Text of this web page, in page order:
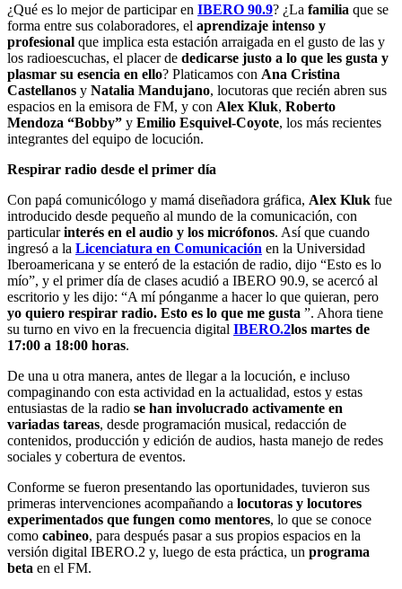
¿Qué es lo mejor de participar en IBERO 90.9? ¿La familia que se
forma entre sus colaboradores, el aprendizaje intenso y
profesional que implica esta estación arraigada en el gusto de las y
los radioescuchas, el placer de dedicarse justo a lo que les gusta y
plasmar su esencia en ello? Platicamos con Ana Cristina
Castellanos y Natalia Mandujano, locutoras que recién abren sus
espacios en la emisora de FM, y con Alex Kluk, Roberto
Mendoza “Bobby” y Emilio Esquivel-Coyote, los más recientes
integrantes del equipo de locución.
Respirar radio desde el primer día
Con papá comunicólogo y mamá diseñadora gráfica, Alex Kluk fue
introducido desde pequeño al mundo de la comunicación, con
particularinterés en el audio y los micrófonos. Así que cuando
ingresó a la Licenciatura en Comunicación en la Universidad
Iberoamericana y se enteró de la estación de radio, dijo “Esto es lo
mío”, y el primer día de clases acudió a IBERO 90.9, se acercó al
escritorio y les dijo: “A mí pónganme a hacer lo que quieran, pero
yo quiero respirar radio. Esto es lo que me gusta ”. Ahora tiene
su turno en vivo en la frecuencia digital IBERO.2los martes de
17:00 a 18:00 horas.
De una u otra manera, antes de llegar a la locución, e incluso
compaginando con esta actividad en la actualidad, estos y estas
entusiastas de la radio se han involucrado activamente en
variadas tareas, desde programación musical, redacción de
contenidos, producción y edición de audios, hasta manejo de redes
sociales y cobertura de eventos.
Conforme se fueron presentando las oportunidades, tuvieron sus
primeras intervenciones acompañando a locutoras y locutores
experimentados que fungen como mentores, lo que se conoce
como cabineo, para después pasar a sus propios espacios en la
versión digital IBERO.2 y, luego de esta práctica, un programa
beta en el FM.